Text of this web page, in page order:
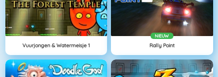
Vuurjongen & Watermeisje 1
NIEUW
Rally Point